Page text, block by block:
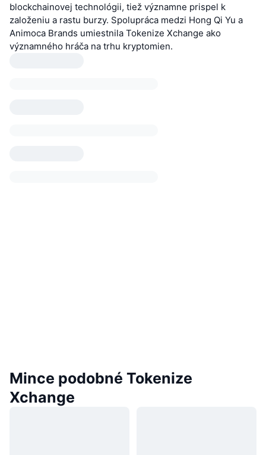
blockchainovej technológii, tiež významne prispel k
založeniu a rastu burzy. Spolupráca medzi Hong Qi Yu a
Animoca Brands umiestnila Tokenize Xchange ako
významného hráča na trhu kryptomien.
Mince podobné Tokenize
Xchange